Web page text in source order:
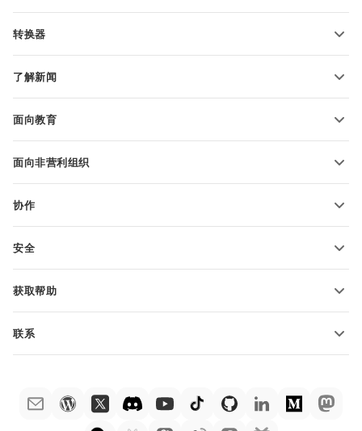
文本文档模板
转换器
转换电子表格
了解新闻
面向教育
适用于教育人士
面向非营利组织
申请免费帐户
协作
翻译人员
安全
获取帮助
帮助中心
白皮书
联系
媒体咨询
press@onlyoffice.com